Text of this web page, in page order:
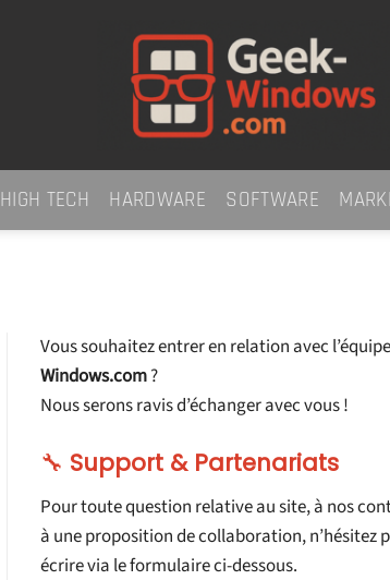
HIGH TECH HARDWARE SOFTWARE
Vous souhaitez entrer en relation avec
Windows.com?
Nous serons ravis d’échanger avec vous !
🔧 Support & Partenariats
Pour toute question relative au site, à nos
à une proposition de collaboration, n’hésitez
écrire via le formulaire ci-dessous.